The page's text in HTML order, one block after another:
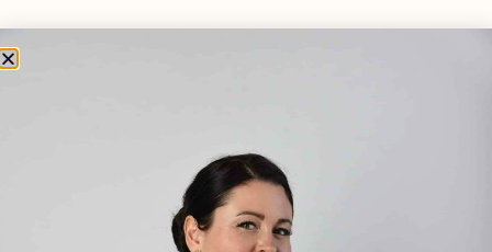
Termékenység kézikönyve
könyvbemutató
2023.05.19.